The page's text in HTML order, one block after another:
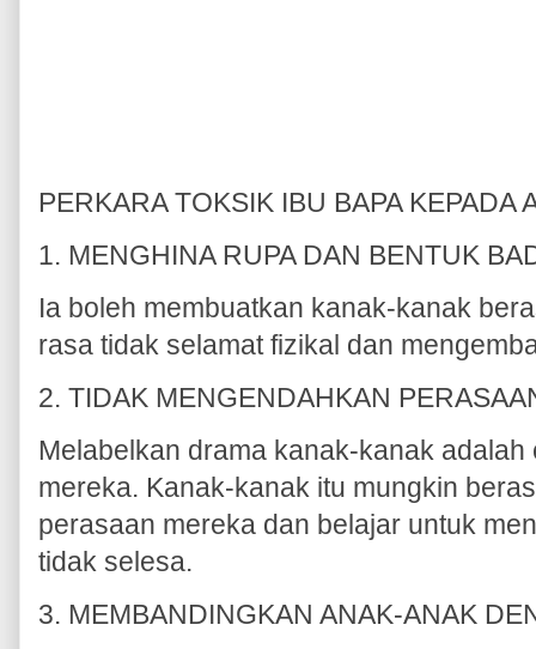
PERKARA TOKSIK IBU BAPA KEPADA
1. MENGHINA RUPA DAN BENTUK
Ia boleh membuatkan kanak-kanak
rasa tidak selamat fizikal dan
2. TIDAK MENGENDAHKAN
Melabelkan drama kanak-kanak
mereka. Kanak-kanak itu mungkin
perasaan mereka dan belajar untuk
tidak selesa.
3. MEMBANDINGKAN ANAK-ANAK